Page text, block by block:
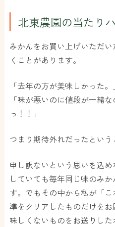
北東農園の当たりハ
みかんをお買い上げいただ
くことがあります。
「去年の方が美味しかった
「味が悪いのに値段が一緒
っ！！」
つまり期待外れだったという
申し訳ないという思いを込
していても毎年同じ味のみ
す。でもその中から私が「
準をクリアしたものだけを
味しくないものをお送りし